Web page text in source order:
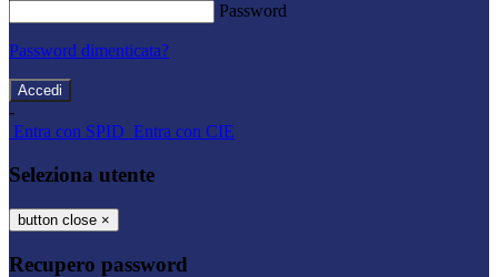
Password
Password dimenticata?
-
Entra con SPID Entra con CIE
Seleziona utente
button close ×
Recupero password